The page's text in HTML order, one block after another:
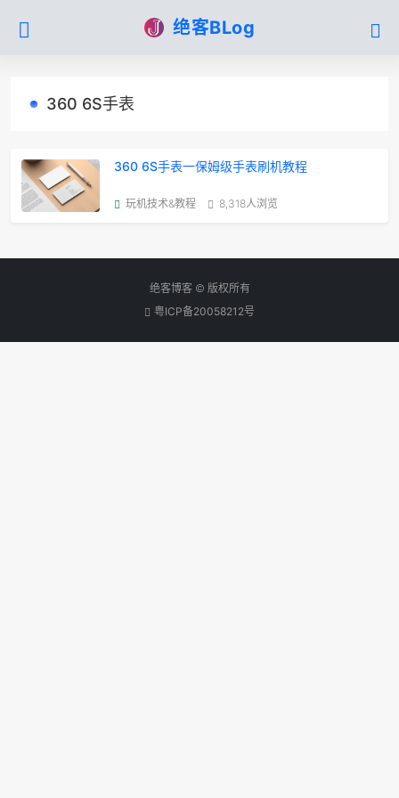
绝客BLog
360 6S手表
360 6S手表一保姆级手表刷机教程
玩机技术&教程 8,318人浏览
绝客博客 © 版权所有
粤ICP备20058212号